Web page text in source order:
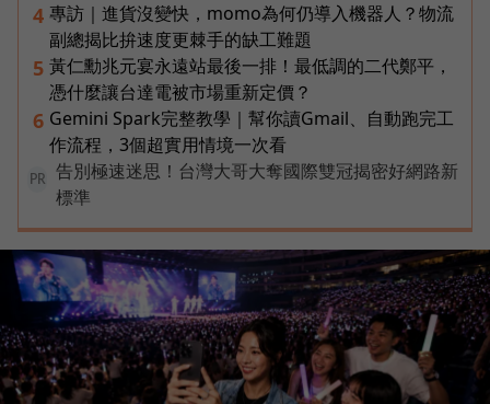
4 專訪｜進貨沒變快，momo為何仍導入機器人？物流
副總揭比拚速度更棘手的缺工難題
5 黃仁勳兆元宴永遠站最後一排！最低調的二代鄭平，
憑什麼讓台達電被市場重新定價？
6 Gemini Spark完整教學｜幫你讀Gmail、自動跑完工
作流程，3個超實用情境一次看
PR
告別極速迷思！台灣大哥大奪國際雙冠揭密好網路新
標準